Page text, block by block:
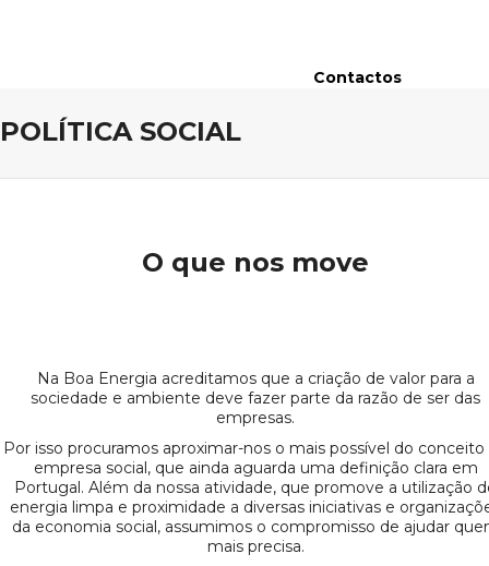
Contactos
POLÍTICA SOCIAL
O que nos move
Na Boa Energia acreditamos que a criação de valor para a
sociedade e ambiente deve fazer parte da razão de ser das
empresas.
Por isso procuramos aproximar-nos o mais possível do conceito
empresa social, que ainda aguarda uma definição clara em
Portugal. Além da nossa atividade, que promove a utilização
energia limpa e proximidade a diversas iniciativas e
da economia social, assumimos o compromisso de ajudar
mais precisa.